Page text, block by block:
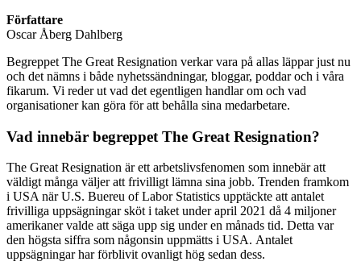
Författare
Oscar Åberg Dahlberg
Begreppet The Great Resignation verkar vara på allas läppar just nu
och det nämns i både nyhetssändningar, bloggar, poddar och i våra
fikarum. Vi reder ut vad det egentligen handlar om och vad
organisationer kan göra för att behålla sina medarbetare.
Vad innebär begreppet The Great Resignation?
The Great Resignation är ett arbetslivsfenomen som innebär att
väldigt många väljer att frivilligt lämna sina jobb. Trenden framkom
i USA när U.S. Buereu of Labor Statistics upptäckte att antalet
frivilliga uppsägningar sköt i taket under april 2021 då 4 miljoner
amerikaner valde att säga upp sig under en månads tid. Detta var
den högsta siffra som någonsin uppmätts i USA. Antalet
uppsägningar har förblivit ovanligt hög sedan dess.